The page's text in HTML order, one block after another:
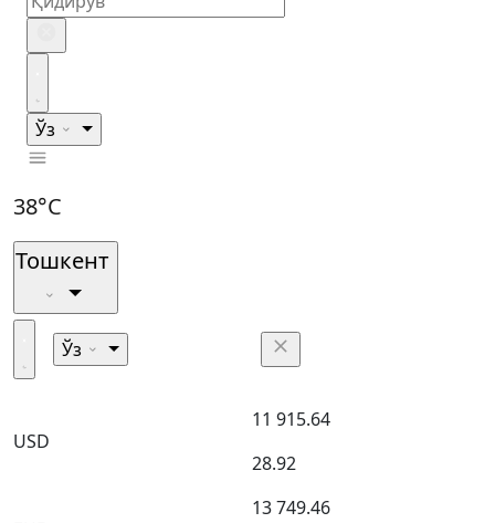
Ўз
38°C
Тошкент
Ўз
USD
11 915.64
28.92
13 749.46